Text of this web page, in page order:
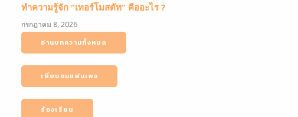
ทำความรู้จัก “เทอร์โมสตัท” คืออะไร ?
กรกฎาคม 8, 2026
อ่านบทความทั้งหมด
เยี่ยมชมแฟนเพจ
ร้องเรียน